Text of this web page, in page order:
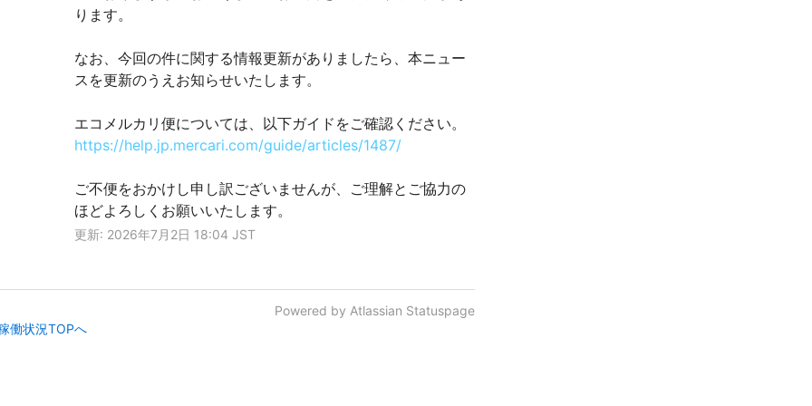
ります。
なお、今回の件に関する情報更新がありましたら、本ニュー
スを更新のうえお知らせいたします。
エコメルカリ便については、以下ガイドをご確認ください。
https://help.jp.mercari.com/guide/articles/1487/
ご不便をおかけし申し訳ございませんが、ご理解とご協力の
ほどよろしくお願いいたします。
更新: 2026年7月2日 18:04 JST
働状況TOPへ
Powered by Atlassian Statuspage